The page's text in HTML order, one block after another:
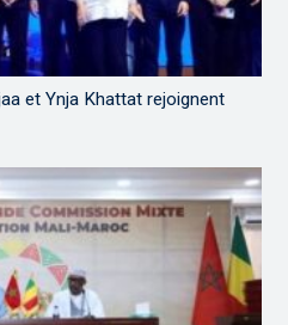
et Ynja Khattat rejoignent